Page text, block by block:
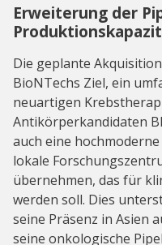
Erweiterung der
Die geplante
BioNTechs Ziel, ein
neuartigen
Antikörperkandidaten
auch eine
lokale
übernehmen, das für
werden soll. Dies
seine Präsenz in Asien
seine onkologische